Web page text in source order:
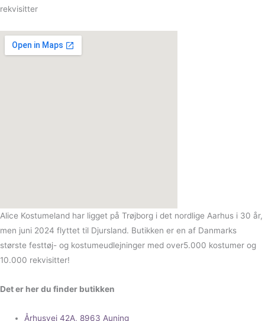
rekvisitter
Alice Kostumeland har ligget på Trøjborg i det nordlige Aarhus i 30 år,
men juni 2024 flyttet til Djursland. Butikken er en af Danmarks
største festtøj- og kostumeudlejninger med over5.000 kostumer og
10.000 rekvisitter!
Det er her du finder butikken
Århusvej 42A, 8963 Auning